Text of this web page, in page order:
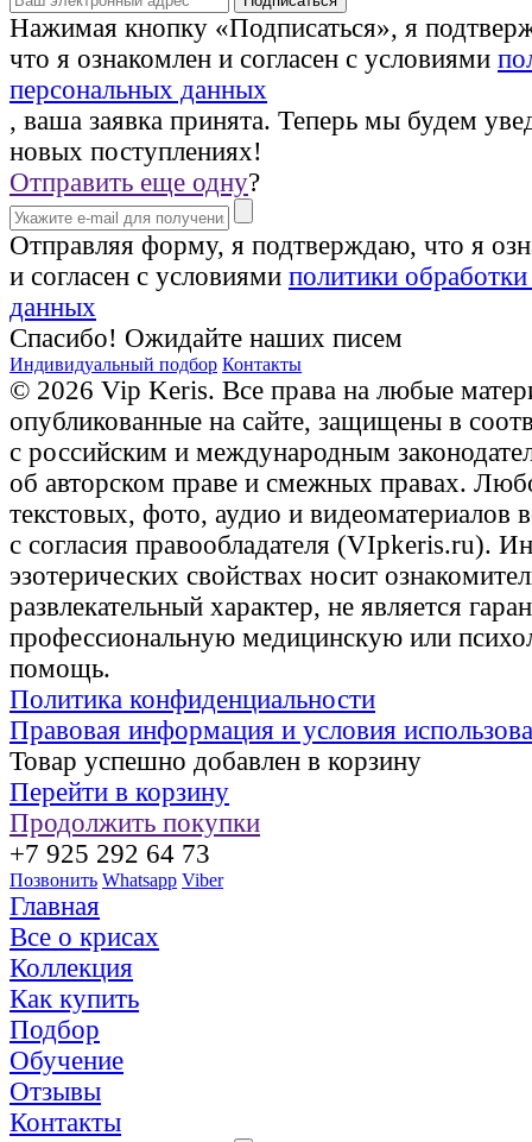
Нажимая кнопку «Подписаться», я
что я ознакомлен и согласен с условиями
персональных данных
, ваша заявка принята. Теперь мы будем
новых поступлениях!
Отправить еще одну?
Отправляя форму, я подтверждаю, что я
и согласен с условиями политики
данных
Спасибо! Ожидайте наших писем
Индивидуальный подбор Контакты
© 2026 Vip Keris. Все права на любые
опубликованные на сайте, защищены в
с российским и международным
об авторском праве и смежных правах.
текстовых, фото, аудио и видеоматериалов
с согласия правообладателя (VIpkeris.ru).
эзотерических свойствах носит
развлекательный характер, не является
профессиональную медицинскую или
помощь.
Политика конфиденциальности
Правовая информация и условия
Товар успешно добавлен в корзину
Перейти в корзину
Продолжить покупки
+7 925 292 64 73
Позвонить Whatsapp Viber
Главная
Все о крисах
Коллекция
Как купить
Подбор
Обучение
Отзывы
Контакты